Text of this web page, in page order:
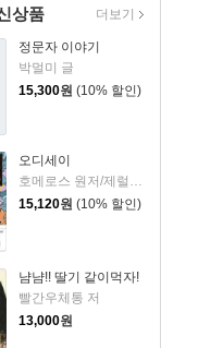
상품
정문자 이야기
박멀미 글
15,300원 (10% 할인)
오디세이
호메로스 원저/제럴딘 매코크런 글/김재용 역/장시은 감수
15,120원 (10% 할인)
냠냠!! 딸기 같이먹자!
빨간우체통 저
13,000원
더보기